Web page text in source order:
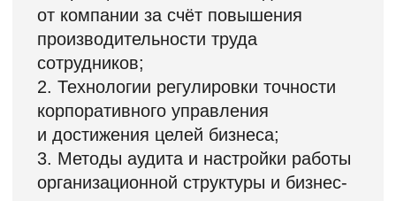
структура не работает?
Возможности для бурного роста
бизнеса создают и параллельные
опасности
Кажется, что ваш корабль
подхватило попутным ветром и
это – навсегда, только успевай
рулить и увеличивать площадь